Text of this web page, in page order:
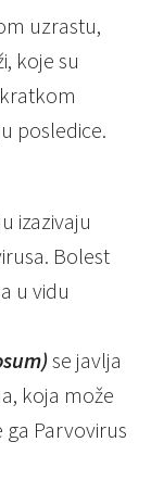
uzrastu,
koje su
posledice.
izazivaju
Bolest
u vidu
se javlja
koja može
Parvovirus